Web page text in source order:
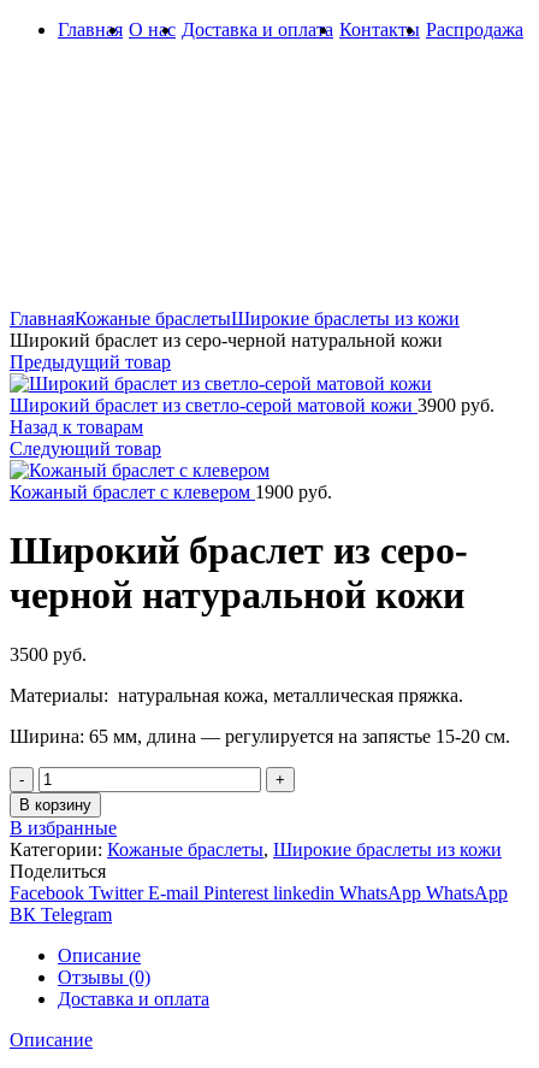
Главная О нас Доставка и оплата Контакты Распродажа
ГлавнаяКожаные браслетыШирокие браслеты из кожи
Широкий браслет из серо-черной натуральной кожи
Предыдущий товар
Широкий браслет из светло-серой матовой кожи 3900 руб.
Назад к товарам
Следующий товар
Кожаный браслет с клевером 1900 руб.
Широкий браслет из серо-
черной натуральной кожи
3500 руб.
Материалы: натуральная кожа, металлическая пряжка.
Ширина: 65 мм, длина — регулируется на запястье 15-20 см.
Количество
В корзину
В избранные
Категории: Кожаные браслеты, Широкие браслеты из кожи
Поделиться
Facebook Twitter E-mail Pinterest linkedin WhatsApp WhatsApp
ВК Telegram
Описание
Отзывы (0)
Доставка и оплата
Описание